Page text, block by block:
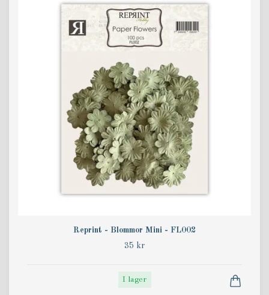
Reprint - Blommor Mini - FL002
35 kr
I lager